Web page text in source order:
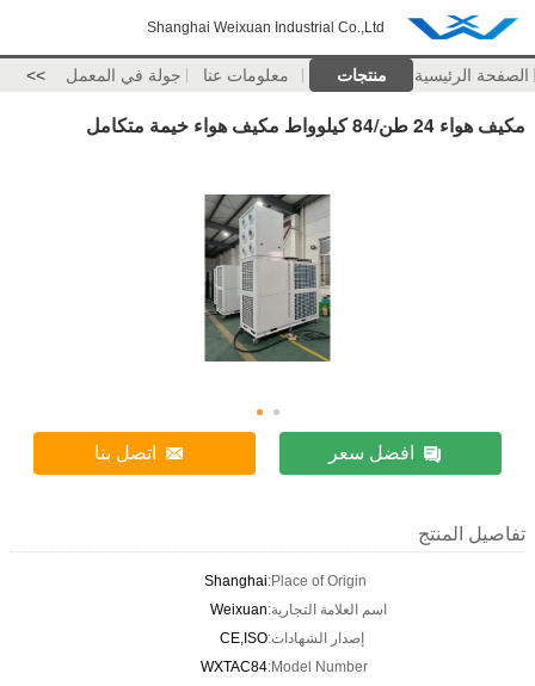
Shanghai Weixuan Industrial Co.,Ltd
الصفحة الرئيسية منتجات معلومات عنا جولة في المعمل >>
مكيف هواء 24 طن/84 كيلوواط مكيف هواء خيمة متكامل
افضل سعر اتصل بنا
تفاصيل المنتج
Place of Origin:
Shanghai
اسم العلامة التجارية:Weixuan
إصدار الشهادات:CE,ISO
Model Number:
WXTAC84